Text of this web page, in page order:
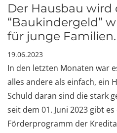
Der Hausbau wird
“Baukindergeld”
für junge Familien.
19.06.2023
In den letzten Monaten war
alles andere als einfach, ein
Schuld daran sind die stark
seit dem 01. Juni 2023 gibt
Förderprogramm der